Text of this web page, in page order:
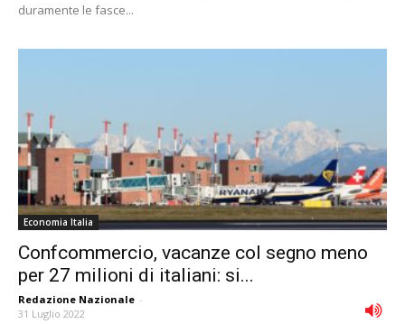
duramente le fasce...
Economia Italia
Confcommercio, vacanze col segno meno
per 27 milioni di italiani: si...
Redazione Nazionale -
31 Luglio 2022